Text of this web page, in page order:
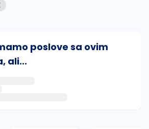
poslove sa ovim
ali...